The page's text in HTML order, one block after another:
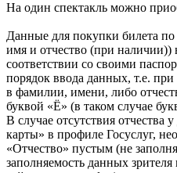
На один спектакль можно
Данные для покупки билета
имя и отчество (при наличии))
соответствии со своими
порядок ввода данных, т.е.
в фамилии, имени, либо
буквой «Ё» (в таком случае
В случае отсутствия отчества
карты» в профиле Госуслуг,
«Отчество» пустым (не
заполняемость данных